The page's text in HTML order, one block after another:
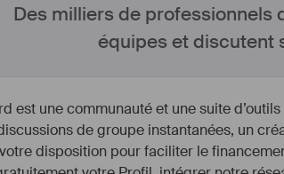
Des milliers de professionnels
équipes et discutent
est une communauté et une suite
de groupe instantanées, un
disposition pour faciliter le